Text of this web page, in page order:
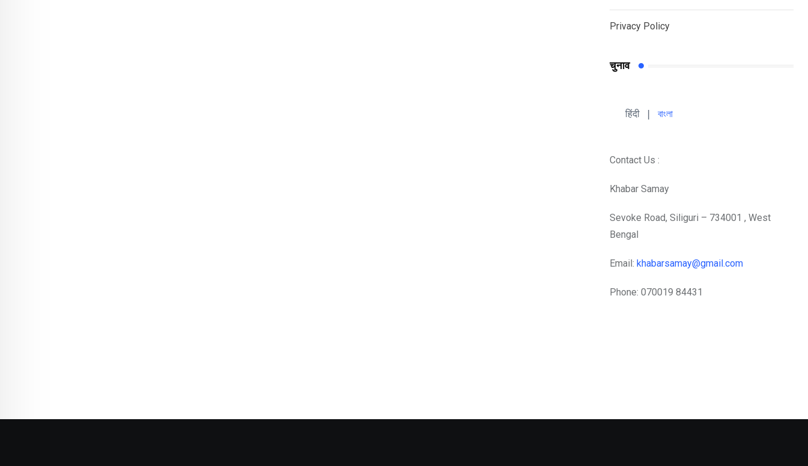
Privacy Policy
चुनाव
हिंदी | বাংলা
Contact Us :
Khabar Samay
Sevoke Road, Siliguri – 734001 , West
Bengal
Email: khabarsamay@gmail.com
Phone: 070019 84431